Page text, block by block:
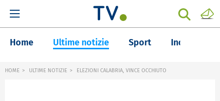
Home Ultime notizie Sport Inchieste
HOME ULTIME NOTIZIE ELEZIONI CALABRIA, VINCE OCCHIUTO